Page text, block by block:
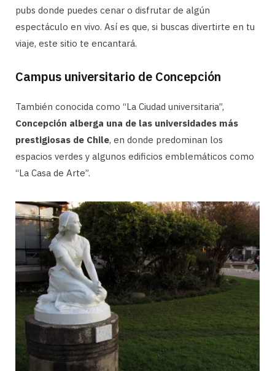
pubs donde puedes cenar o disfrutar de algún
espectáculo en vivo. Así es que, si buscas divertirte en tu
viaje, este sitio te encantará.
Campus universitario de Concepción
También conocida como “La Ciudad universitaria”,
Concepción alberga una de las universidades más
prestigiosas de Chile, en donde predominan los
espacios verdes y algunos edificios emblemáticos como
“La Casa de Arte”.